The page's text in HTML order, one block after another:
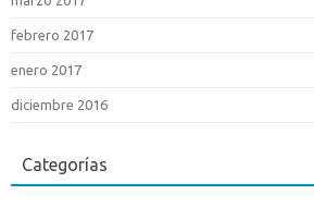
febrero 2017
enero 2017
diciembre 2016
Categorías